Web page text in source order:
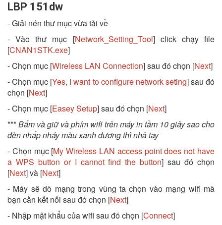
LBP 151dw
- Giải nén thư mục vừa tải về
- Vào thư mục [Network_Setting_Tool] click chạy file
[CNAN1STK.exe]
- Chọn mục [Wireless LAN Connection] sau đó chọn [Next]
- Chọn mục [Yes, I want to configure network seting] sau đó
chọn [Next]
- Chọn mục [Easey Setup] sau đó chọn [Next]
***Bấm và giữ và phím wifi trên máy in tầm 10 giây sao cho
đèn nhấp nháy màu xanh dương thì nhả tay
- Chọn mục [My Wireless LAN access point does not have
a WPS button or I cannot find the button] sau đó chọn
[Next] và [Next]
- Máy sẽ dò mạng trong vùng ta chọn vào mạng wifi mà
bạn cần kết nối sau đó chọn [Next]
- Nhập mật khẩu của wifi sau đó chọn [Connect]